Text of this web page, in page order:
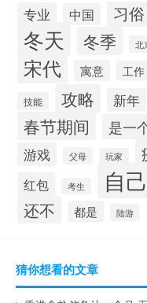
专业 中国 习俗
冬天 冬季 北
宋代 寓意 工作
技能 攻略 新年
春节期间 是一
游戏
父母 玩家
红包 考生 自
还不
都是 陆游
猜你想看的文章